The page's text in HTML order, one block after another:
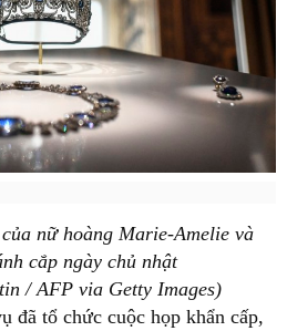
nữ hoàng Marie-Amelie và
cắp ngày chủ nhật
/ AFP via Getty Images)
đã tổ chức cuộc họp khẩn cấp,